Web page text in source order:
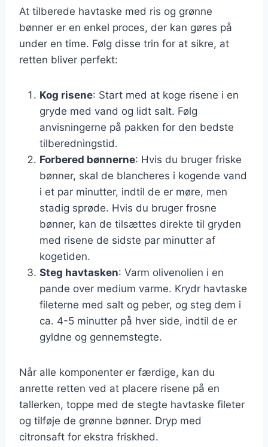
At tilberede havtaske med ris og grønne
bønner er en enkel proces, der kan gøres på
under en time. Følg disse trin for at sikre, at
retten bliver perfekt:
Kog risene: Start med at koge risene i en
gryde med vand og lidt salt. Følg
anvisningerne på pakken for den bedste
tilberedningstid.
Forbered bønnerne: Hvis du bruger friske
bønner, skal de blancheres i kogende vand
i et par minutter, indtil de er møre, men
stadig sprøde. Hvis du bruger frosne
bønner, kan de tilsættes direkte til gryden
med risene de sidste par minutter af
kogetiden.
Steg havtasken: Varm olivenolien i en
pande over medium varme. Krydr havtaske
fileterne med salt og peber, og steg dem i
ca. 4-5 minutter på hver side, indtil de er
gyldne og gennemstegte.
Når alle komponenter er færdige, kan du
anrette retten ved at placere risene på en
tallerken, toppe med de stegte havtaske fileter
og tilføje de grønne bønner. Dryp med
citronsaft for ekstra friskhed.